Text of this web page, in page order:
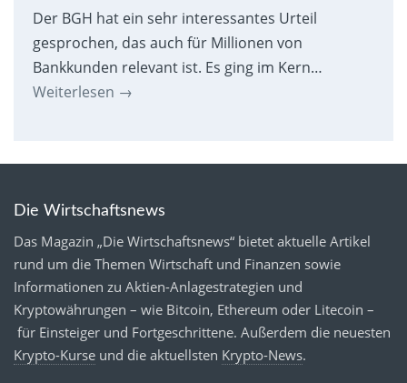
Der BGH hat ein sehr interessantes Urteil
gesprochen, das auch für Millionen von
Bankkunden relevant ist. Es ging im Kern…
Weiterlesen →
Die Wirtschaftsnews
Das Magazin „Die Wirtschaftsnews“ bietet aktuelle Artikel
rund um die Themen Wirtschaft und Finanzen sowie
Informationen zu Aktien-Anlagestrategien und
Kryptowährungen – wie Bitcoin, Ethereum oder Litecoin –
für Einsteiger und Fortgeschrittene. Außerdem die neuesten
Krypto-Kurse und die aktuellsten Krypto-News.